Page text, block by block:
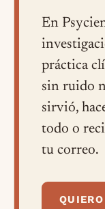
En
práctica
sin ruido
sirvió,
todo o
tu correo.